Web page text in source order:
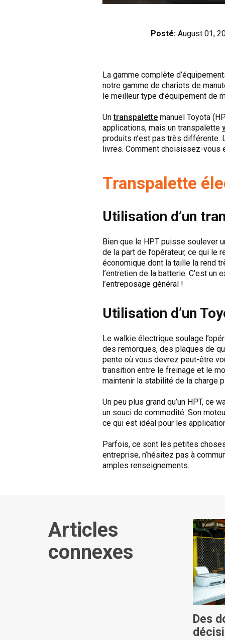
Posté: August 01,
La gamme complète
notre gamme de chariots de
le meilleur type d’équipement de
Untranspalette manuel Toyota
applications, mais un transpalette
produits n’est pas très différente.
livres. Comment choisissez-vous
Transpalette
Utilisation d’un
Bien que le HPT puisse soulever
de la part de l’opérateur, ce qui le
économique dont la taille la rend
l’entretien de la batterie. C’est
l’entreposage général !
Utilisation d’un
Le walkie électrique soulage
des remorques, des plaques de
pente où vous devrez peut-être
transition entre le freinage et le
maintenir la stabilité de la charge
Un peu plus grand qu’un HPT, ce
un souci de commodité. Son
ce qui est idéal pour les
Parfois, ce sont les petites
entreprise, n’hésitez pas à
amples renseignements.
Articles
connexes
Des